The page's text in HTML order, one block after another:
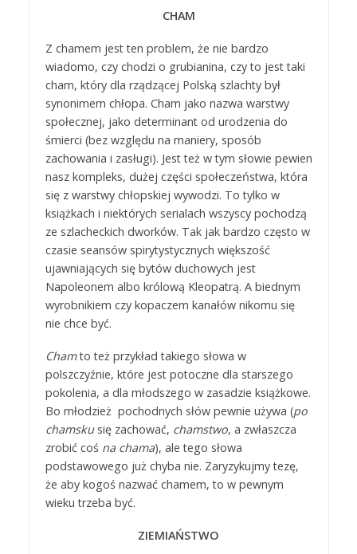
CHAM
Z chamem jest ten problem, że nie bardzo
wiadomo, czy chodzi o grubianina, czy to jest taki
cham, który dla rządzącej Polską szlachty był
synonimem chłopa. Cham jako nazwa warstwy
społecznej, jako determinant od urodzenia do
śmierci (bez względu na maniery, sposób
zachowania i zasługi). Jest też w tym słowie pewien
nasz kompleks, dużej części społeczeństwa, która
się z warstwy chłopskiej wywodzi. To tylko w
książkach i niektórych serialach wszyscy pochodzą
ze szlacheckich dworków. Tak jak bardzo często w
czasie seansów spirytystycznych większość
ujawniających się bytów duchowych jest
Napoleonem albo królową Kleopatrą. A biednym
wyrobnikiem czy kopaczem kanałów nikomu się
nie chce być.
Chamto też przykład takiego słowa w
polszczyźnie, które jest potoczne dla starszego
pokolenia, a dla młodszego w zasadzie książkowe.
Bo młodzież pochodnych słów pewnie używa (po
chamskusię zachować, chamstwo, a zwłaszcza
zrobić coś na chama), ale tego słowa
podstawowego już chyba nie. Zaryzykujmy tezę,
że aby kogoś nazwać chamem, to w pewnym
wieku trzeba być.
ZIEMIAŃSTWO